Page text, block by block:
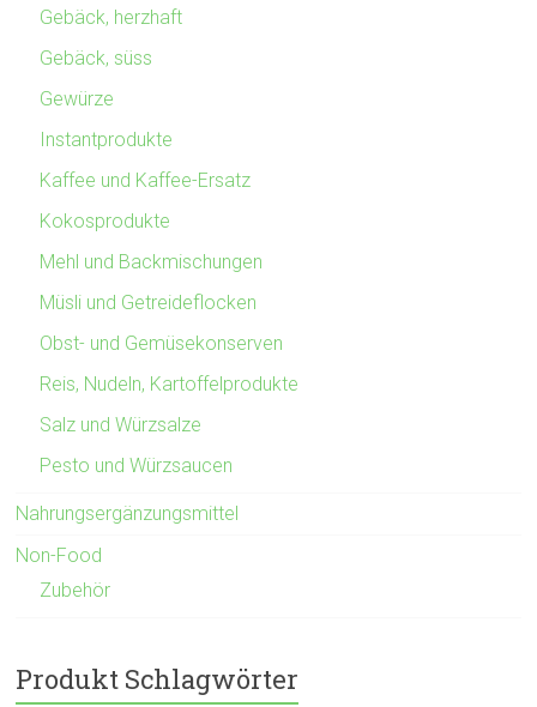
Gebäck, herzhaft
Gebäck, süss
Gewürze
Instantprodukte
Kaffee und Kaffee-Ersatz
Kokosprodukte
Mehl und Backmischungen
Müsli und Getreideflocken
Obst- und Gemüsekonserven
Reis, Nudeln, Kartoffelprodukte
Salz und Würzsalze
Pesto und Würzsaucen
Nahrungsergänzungsmittel
Non-Food
Zubehör
Produkt Schlagwörter